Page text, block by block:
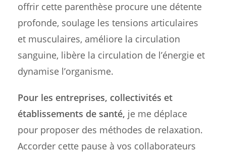
offrir cette parenthèse procure une détente
profonde, soulage les tensions articulaires
et musculaires, améliore la circulation
sanguine, libère la circulation de l’énergie et
dynamise l’organisme.
Pour les entreprises, collectivités et
établissements de santé, je me déplace
pour proposer des méthodes de relaxation.
Accorder cette pause à vos collaborateurs